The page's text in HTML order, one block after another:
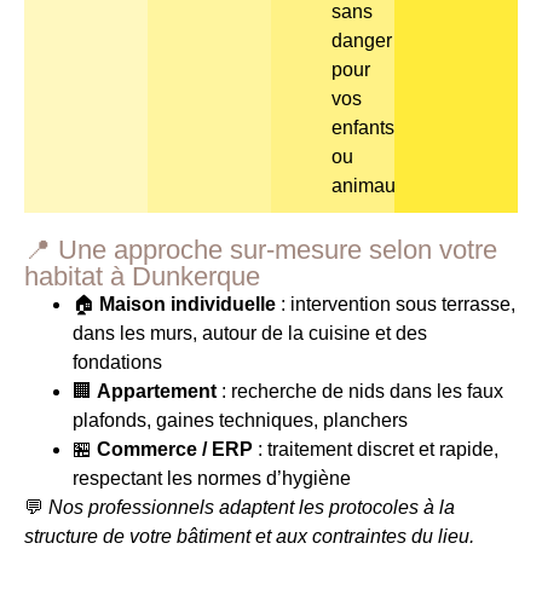
sans
danger
pour
vos
enfants
ou
animaux
📍 Une approche sur-mesure selon votre
habitat à Dunkerque
🏠 Maison individuelle : intervention sous terrasse,
dans les murs, autour de la cuisine et des
fondations
🏢 Appartement : recherche de nids dans les faux
plafonds, gaines techniques, planchers
🏪 Commerce / ERP : traitement discret et rapide,
respectant les normes d’hygiène
💬 Nos professionnels adaptent les protocoles à la
structure de votre bâtiment et aux contraintes du lieu.